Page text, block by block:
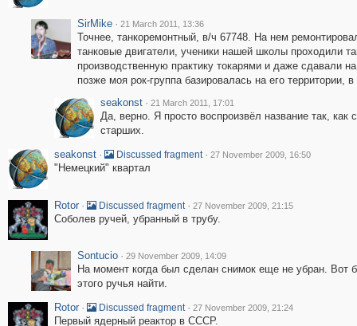
SirMike · 21 March 2011, 13:36
Точнее, танкоремонтный, в/ч 67748. На нем
танковые двигатели, ученики нашей школы проходили
производственную практику токарями и даже сдавали
позже моя рок-группа базировалась на его территории, в
seakonst · 21 March 2011, 17:01
Да, верно. Я просто воспроизвёл название так, как
старших.
seakonst · Discussed fragment · 27 November 2009, 16:50
"Немецкий" квартал
Rotor · Discussed fragment · 27 November 2009, 21:15
Соболев ручей, убранный в трубу.
Sontucio · 29 November 2009, 14:09
На момент когда был сделан снимок еще не убран. Вот
этого ручья найти.
Rotor · Discussed fragment · 27 November 2009, 21:24
Первый ядерный реактор в СССР.